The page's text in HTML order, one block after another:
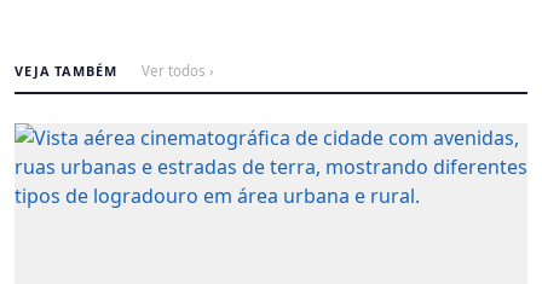
VEJA TAMBÉM Ver todos ›